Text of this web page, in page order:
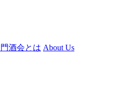
酒会とは About Us